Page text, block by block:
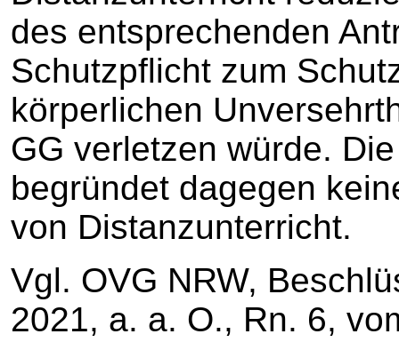
des entsprechenden
Schutzpflicht zum
körperlichen
GG verletzen würde.
begründet dagegen
von Distanzunterricht.
Vgl. OVG NRW,
2021, a. a. O., Rn. 6,